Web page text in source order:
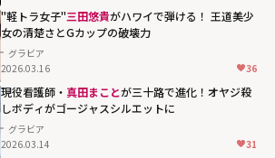
"軽トラ女子"三田悠貴がハワイで弾ける！ 王道美少
女の清楚さとGカップの破壊力
グラビア
2026.03.16
36
現役看護師・ 真田まことが三十路で進化！オヤジ殺
しボディがゴージャスシルエットに
グラビア
2026.03.14
31